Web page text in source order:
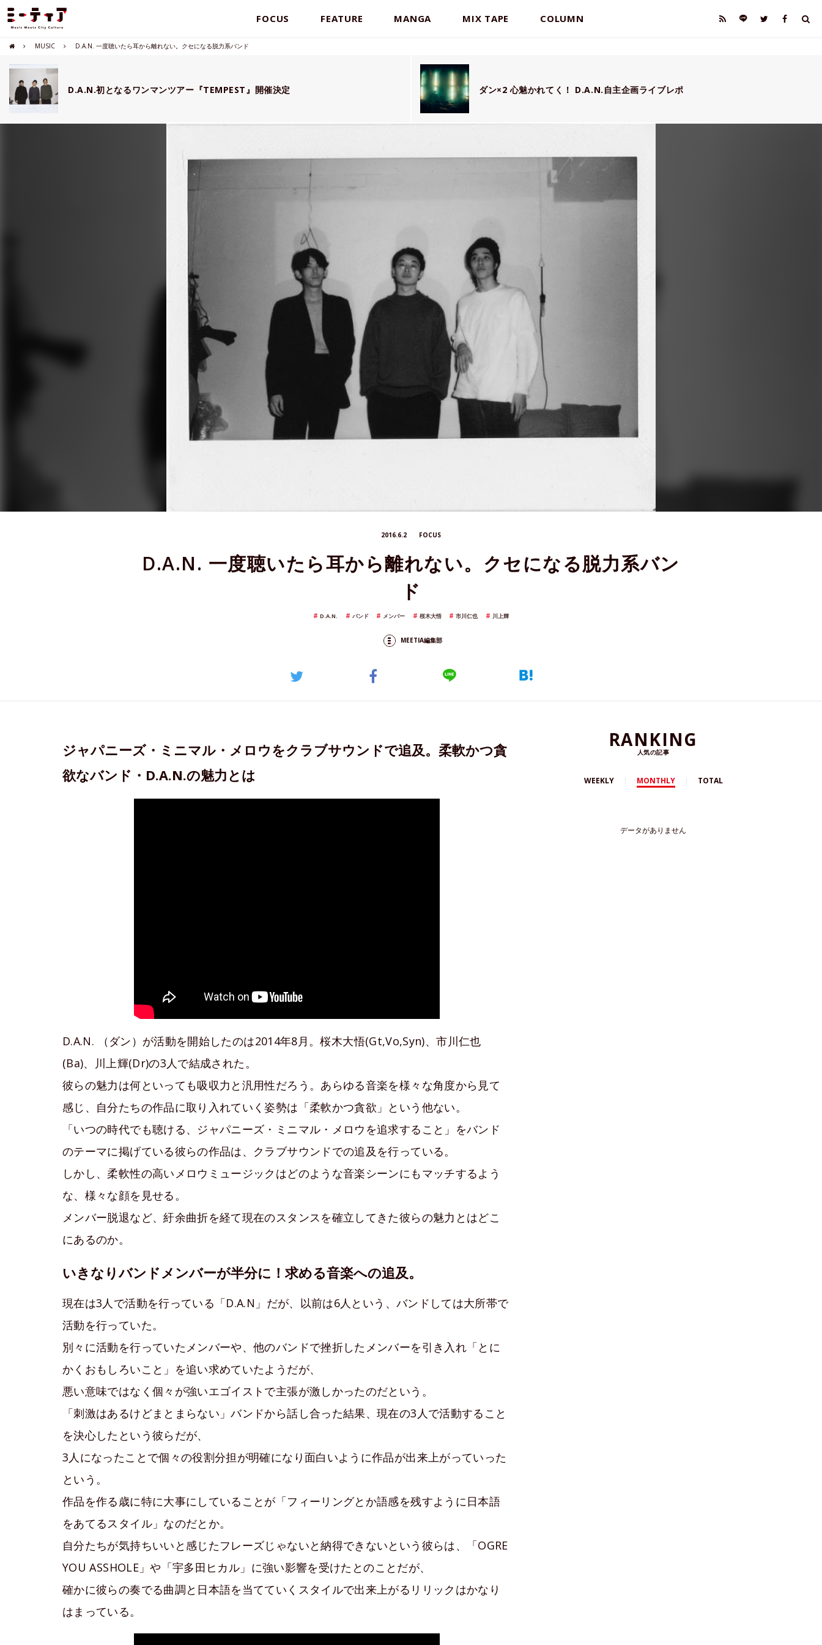
FOCUS FEATURE MANGA MIX TAPE COLUMN
MUSIC D.A.N. 一度聴いたら耳から離れない。クセになる脱力系バンド
D.A.N.初となるワンマンツアー『TEMPEST』開催決定 ダン×2 心魅かれてく！ D.A.N.自主企画ライブレポ
2016.6.2 FOCUS
D.A.N. 一度聴いたら耳から離れない。クセになる脱力系バン
ド
D.A.N. バンド メンバー 桜木大悟 市川仁也 川上輝
MEETIA編集部
ジャパニーズ・ミニマル・メロウをクラブサウンドで追及。柔軟かつ貪
欲なバンド・D.A.N.の魅力とは
D.A.N. （ダン）が活動を開始したのは2014年8月。桜木大悟(Gt,Vo,Syn)、市川仁也
(Ba)、川上輝(Dr)の3人で結成された。
彼らの魅力は何といっても吸収力と汎用性だろう。あらゆる音楽を様々な角度から見て
感じ、自分たちの作品に取り入れていく姿勢は「柔軟かつ貪欲」という他ない。
「いつの時代でも聴ける、ジャパニーズ・ミニマル・メロウを追求すること」をバンド
のテーマに掲げている彼らの作品は、クラブサウンドでの追及を行っている。
しかし、柔軟性の高いメロウミュージックはどのような音楽シーンにもマッチするよう
な、様々な顔を見せる。
メンバー脱退など、紆余曲折を経て現在のスタンスを確立してきた彼らの魅力とはどこ
にあるのか。
いきなりバンドメンバーが半分に！求める音楽への追及。
現在は3人で活動を行っている「D.A.N」だが、以前は6人という、バンドしては大所帯で
活動を行っていた。
別々に活動を行っていたメンバーや、他のバンドで挫折したメンバーを引き入れ「とに
かくおもしろいこと」を追い求めていたようだが、
悪い意味ではなく個々が強いエゴイストで主張が激しかったのだという。
「刺激はあるけどまとまらない」バンドから話し合った結果、現在の3人で活動すること
を決心したという彼らだが、
3人になったことで個々の役割分担が明確になり面白いように作品が出来上がっていった
という。
作品を作る歳に特に大事にしていることが「フィーリングとか語感を残すように日本語
をあてるスタイル」なのだとか。
自分たちが気持ちいいと感じたフレーズじゃないと納得できないという彼らは、「OGRE
YOU ASSHOLE」や「宇多田ヒカル」に強い影響を受けたとのことだが、
確かに彼らの奏でる曲調と日本語を当てていくスタイルで出来上がるリリックはかなり
はまっている。
RANKING
人気の記事
WEEKLY MONTHLY TOTAL
データがありません